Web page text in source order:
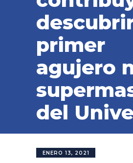
primer
agujero
del
ENERO 13, 2021